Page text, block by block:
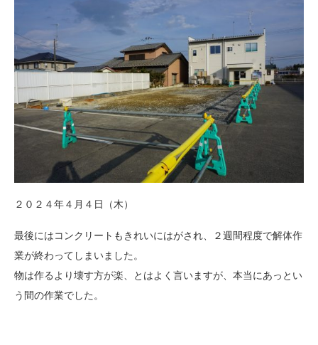
２０２４年４月４日（木）
最後にはコンクリートもきれいにはがされ、２週間程度で解体作
業が終わってしまいました。
物は作るより壊す方が楽、とはよく言いますが、本当にあっとい
う間の作業でした。